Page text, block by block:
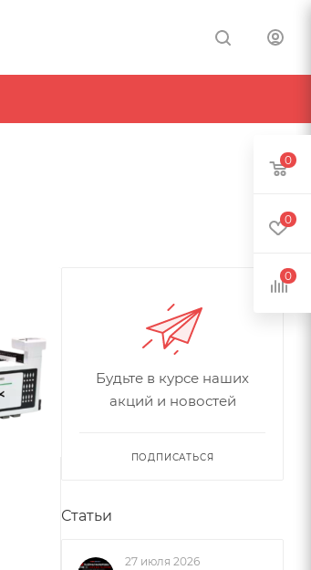
Будьте в курсе наших
акций и новостей
ПОДПИСАТЬСЯ
Статьи
27 июля 2026
0
0
0